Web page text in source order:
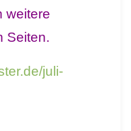
weitere
Seiten.
juli-